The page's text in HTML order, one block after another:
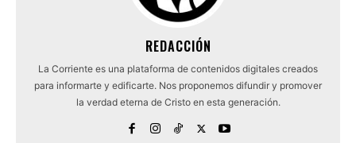
REDACCIÓN
La Corriente es una plataforma de contenidos digitales creados
para informarte y edificarte. Nos proponemos difundir y promover
la verdad eterna de Cristo en esta generación.